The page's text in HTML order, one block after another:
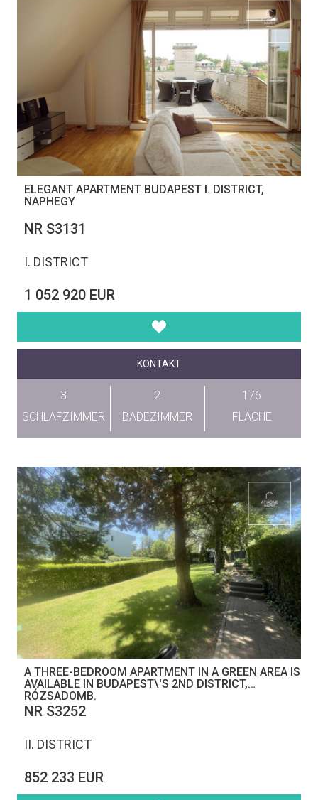
ELEGANT APARTMENT BUDAPEST I. DISTRICT,
NAPHEGY
NR S3131
I. DISTRICT
1 052 920 EUR
KONTAKT
3
SCHLAFZIMMER
2
BADEZIMMER
176
FLÄCHE
A THREE-BEDROOM APARTMENT IN A GREEN AREA IS
AVAILABLE IN BUDAPEST\'S 2ND DISTRICT,
RÓZSADOMB.
NR S3252
II. DISTRICT
852 233 EUR